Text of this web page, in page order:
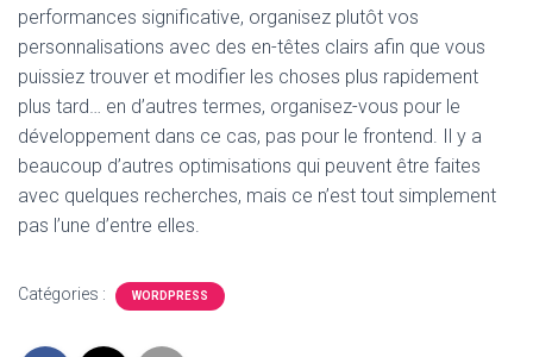
performances significative, organisez plutôt vos
personnalisations avec des en-têtes clairs afin que vous
puissiez trouver et modifier les choses plus rapidement
plus tard… en d’autres termes, organisez-vous pour le
développement dans ce cas, pas pour le frontend. Il y a
beaucoup d’autres optimisations qui peuvent être faites
avec quelques recherches, mais ce n’est tout simplement
pas l’une d’entre elles.
Catégories : WORDPRESS